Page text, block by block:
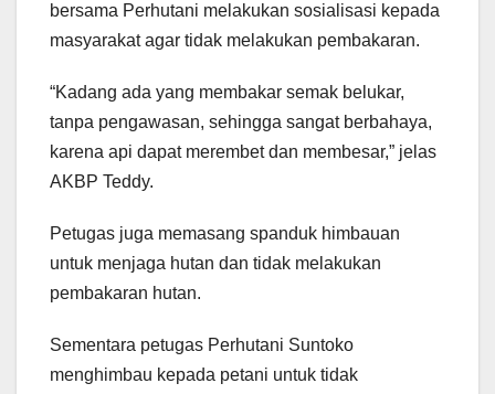
bersama Perhutani melakukan sosialisasi kepada
masyarakat agar tidak melakukan pembakaran.
“Kadang ada yang membakar semak belukar,
tanpa pengawasan, sehingga sangat berbahaya,
karena api dapat merembet dan membesar,” jelas
AKBP Teddy.
Petugas juga memasang spanduk himbauan
untuk menjaga hutan dan tidak melakukan
pembakaran hutan.
Sementara petugas Perhutani Suntoko
menghimbau kepada petani untuk tidak